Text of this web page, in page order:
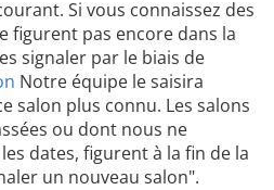
Si vous connaissez des
figurent pas encore dans la
signaler par le biais de
Notre équipe le saisira
salon plus connu. Les salons
ou dont nous ne
dates, figurent à la fin de la
un nouveau salon".